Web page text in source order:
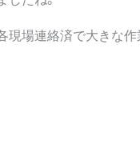
場連絡済で大きな